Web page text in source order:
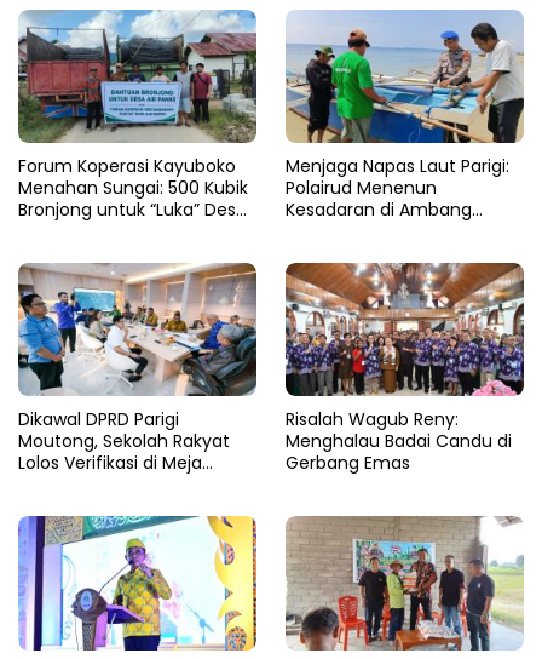
Forum Koperasi Kayuboko
Menahan Sungai: 500 Kubik
Bronjong untuk “Luka” Desa
​Menjaga Napas Laut Parigi:
Polairud Menenun
Kesadaran di Ambang
Dikawal DPRD Parigi
Moutong, Sekolah Rakyat
Lolos Verifikasi di Meja
Risalah Wagub Reny:
Menghalau Badai Candu di
Gerbang Emas